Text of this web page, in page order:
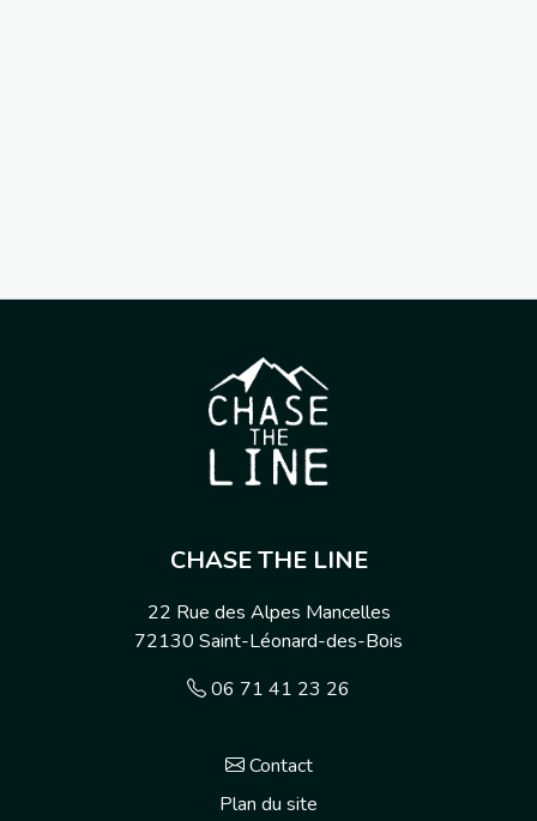
CHASE THE LINE
22 Rue des Alpes Mancelles
72130 Saint-Léonard-des-Bois
06 71 41 23 26
Contact
Plan du site